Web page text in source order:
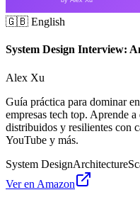
🇬🇧 English
System Design Interview:
Alex Xu
Guía práctica para dominar
empresas tech top. Aprende a
distribuidos y resilientes con
YouTube y más.
System DesignArchitecture
Ver en Amazon